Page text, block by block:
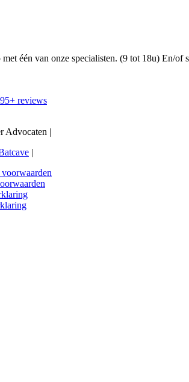
met één van onze specialisten. (9 tot 18u) En/of
95+ reviews
Advocaten |
|